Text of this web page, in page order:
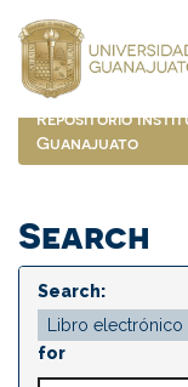
navigation
Repositorio
Guanajuato
Search
Search:
for